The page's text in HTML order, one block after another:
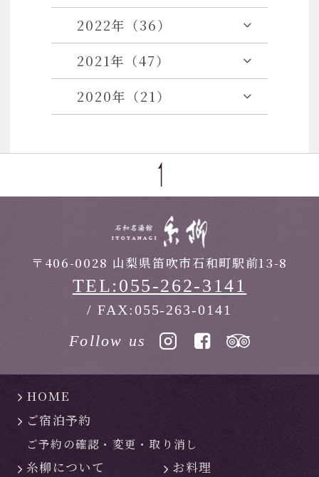
2022年（36）
2021年（47）
2020年（21）
〒406-0028 山梨県笛吹市石和町駅前13-8
TEL:055-262-3141
/ FAX:055-263-0141
Follow us
HOME
ご宿泊予約
ご予約の確認・ 変更・ 取り消し
糸柳について
お料理